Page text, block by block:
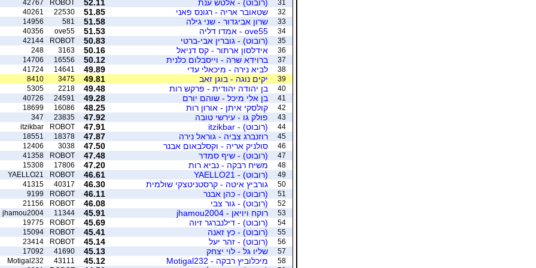
31
(רובוט) - אלטש ענת 52.11
ROBOT
42767
32
שטאובר אריה - רגונס פאני 51.85
22530
40261
33
שרון אביגדור - שני גילה 51.58
581
14956
34
ove55 - אמדו דליה 51.53
ove55
40356
35
(רובוט) - גוברין אבי-ברטי 50.83
ROBOT
42144
36
אידלסון ארתור - קס דניאל 50.16
3163
248
37
ברוידא שרה - וייסבלום כלנית 50.12
16556
14706
38
לביא נירה - מיכאלי עדי 49.89
14641
41724
39
יקים נוגה - בוגן זאב 49.81
3475
8410
40
בן יהודה יהודית - פרקש רות 49.48
2218
5305
41
בן אלי מיכל - שוהם יורם 49.28
24591
40726
42
קולסקי איתן - אורון רות 48.25
16086
18699
43
פולק גו - עירשי טובה 47.92
23835
347
44
(רובוט) - itzikbar 47.91
ROBOT
itzikbar
45
רוזנברג צביה - גוראל נירה 47.87
18378
18551
46
סולניק אריה - וקסלבאום אבנר 47.50
3038
12406
47
(רובוט) - שיף סמדר 47.48
ROBOT
41358
48
משיח רבקה - נביא רות 47.20
17806
15308
49
(רובוט) - YAELLO21 46.61
ROBOT
YAELLO21
50
גורביץ איטה - קרסטניטצקי שולמית 46.30
40317
41315
51
(רובוט) - כהן אבנר 46.11
ROBOT
9199
52
(רובוט) - גור צבי 46.08
ROBOT
21156
53
רוקח ויויאן - jhamou2004 45.91
11344
jhamou2004
54
(רובוט) - דילנברגר זיוה 45.69
ROBOT
19775
55
(רובוט) - כץ זאנה 45.41
ROBOT
15094
56
(רובוט) - זהר יעל 45.14
ROBOT
23414
57
שליו גל - לוי יצחק 45.13
41690
17092
58
מיכלוביץ רבקה - Motigal232 45.12
43111
Motigal232